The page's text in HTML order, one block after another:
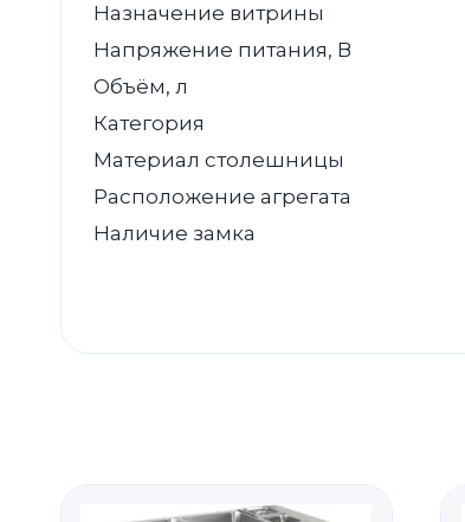
Назначение витрины
Напряжение питания, В
Объём, л
Категория
Материал столешницы
Расположение агрегата
Наличие замка